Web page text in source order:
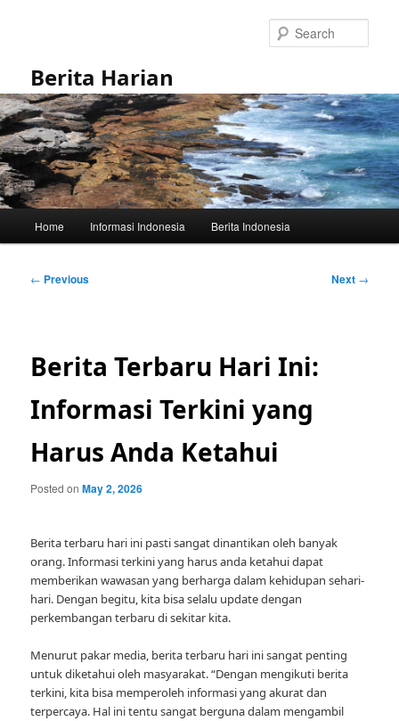
Berita Harian
Home Informasi Indonesia Berita Indonesia
Post
← Previous Next →
Berita Terbaru Hari Ini:
Informasi Terkini yang
Harus Anda Ketahui
Posted onMay 2, 2026
Berita terbaru hari ini pasti sangat dinantikan oleh banyak
orang. Informasi terkini yang harus anda ketahui dapat
memberikan wawasan yang berharga dalam kehidupan sehari-
hari. Dengan begitu, kita bisa selalu update dengan
perkembangan terbaru di sekitar kita.
Menurut pakar media, berita terbaru hari ini sangat penting
untuk diketahui oleh masyarakat. “Dengan mengikuti berita
terkini, kita bisa memperoleh informasi yang akurat dan
terpercaya. Hal ini tentu sangat berguna dalam mengambil